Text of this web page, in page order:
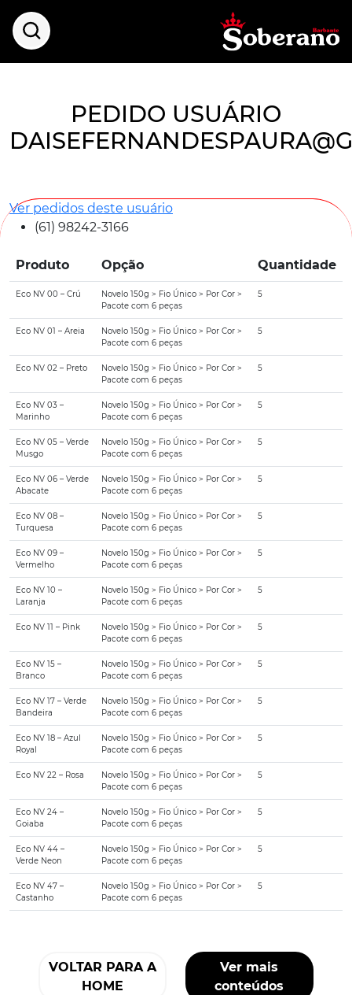
PEDIDO USUÁRIO
Ver pedidos deste usuário
(61) 98242-3166
Produto Opção Quantidade
Eco NV 00 – Crú
Novelo 150g > Fio Único > Por Cor >
Pacote com 6 peças
5
Eco NV 01 – Areia
Novelo 150g > Fio Único > Por Cor >
Pacote com 6 peças
5
Eco NV 02 – Preto
Novelo 150g > Fio Único > Por Cor >
Pacote com 6 peças
5
Eco NV 03 –
Marinho
Novelo 150g > Fio Único > Por Cor >
Pacote com 6 peças
5
Eco NV 05 – Verde
Musgo
Novelo 150g > Fio Único > Por Cor >
Pacote com 6 peças
5
Eco NV 06 – Verde
Abacate
Novelo 150g > Fio Único > Por Cor >
Pacote com 6 peças
5
Eco NV 08 –
Turquesa
Novelo 150g > Fio Único > Por Cor >
Pacote com 6 peças
5
Eco NV 09 –
Vermelho
Novelo 150g > Fio Único > Por Cor >
Pacote com 6 peças
5
Eco NV 10 –
Laranja
Novelo 150g > Fio Único > Por Cor >
Pacote com 6 peças
5
Eco NV 11 – Pink
Novelo 150g > Fio Único > Por Cor >
Pacote com 6 peças
5
Eco NV 15 –
Branco
Novelo 150g > Fio Único > Por Cor >
Pacote com 6 peças
5
Eco NV 17 – Verde
Bandeira
Novelo 150g > Fio Único > Por Cor >
Pacote com 6 peças
5
Eco NV 18 – Azul
Royal
Novelo 150g > Fio Único > Por Cor >
Pacote com 6 peças
5
Eco NV 22 – Rosa
Novelo 150g > Fio Único > Por Cor >
Pacote com 6 peças
5
Eco NV 24 –
Goiaba
Novelo 150g > Fio Único > Por Cor >
Pacote com 6 peças
5
Eco NV 44 –
Verde Neon
Novelo 150g > Fio Único > Por Cor >
Pacote com 6 peças
5
Eco NV 47 –
Castanho
Novelo 150g > Fio Único > Por Cor >
Pacote com 6 peças
5
VOLTAR PARA A
HOME
Ver mais
conteúdos